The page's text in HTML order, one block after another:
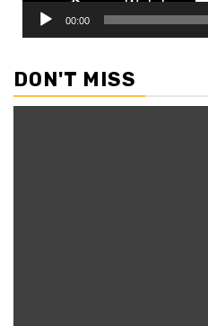
00:00
DON'T MISS